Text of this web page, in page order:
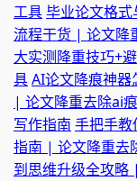
工具毕业论文格
流程干货 | 论文降
大实测降重技巧+
具AI论文降痕神器
| 论文降重去除ai
写作指南 手把手教
指南 | 论文降重去
到思维升级全攻